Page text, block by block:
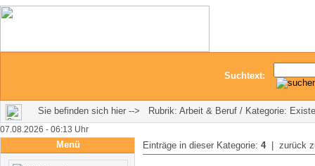
Suchtext:
Sie befinden sich hier --> Rubrik: Arbeit & Beruf / Kategorie:
07.08.2026 - 06:13 Uhr
Menü Einträge in dieser Kategorie: 4| zurück